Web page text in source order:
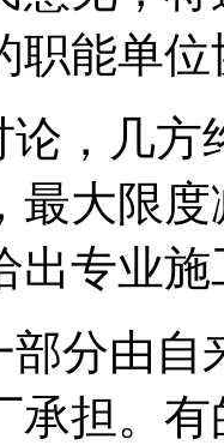
职能单
，几方
最大限
出专业
部分由
承担。